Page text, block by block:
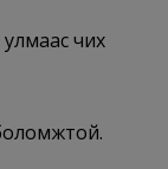
чих